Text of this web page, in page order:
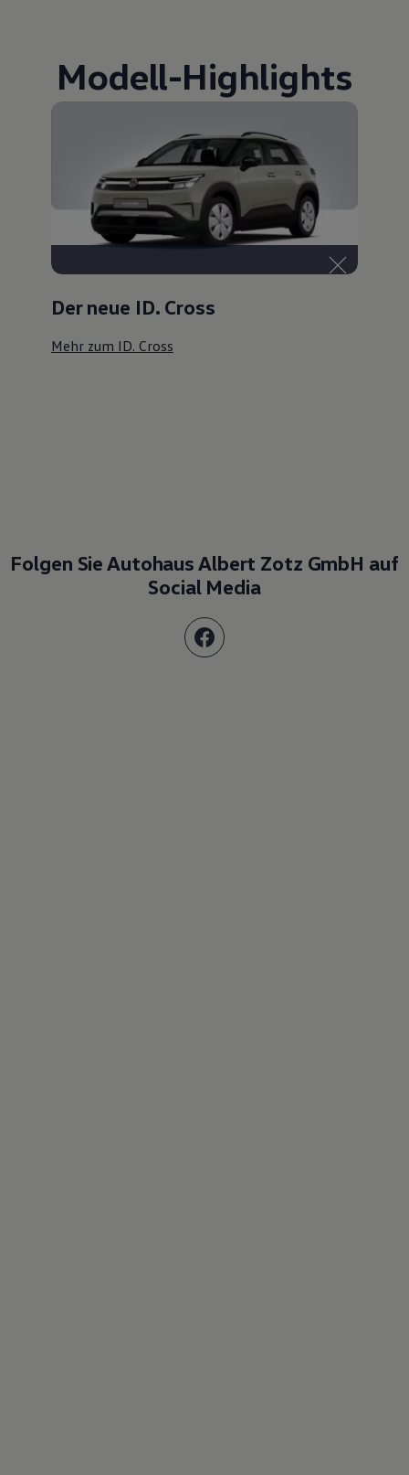
Modell-Highlights
Der neue ID. Cross
Mehr zum ID. Cross
Folgen Sie Autohaus Albert Zotz GmbH auf
Social Media